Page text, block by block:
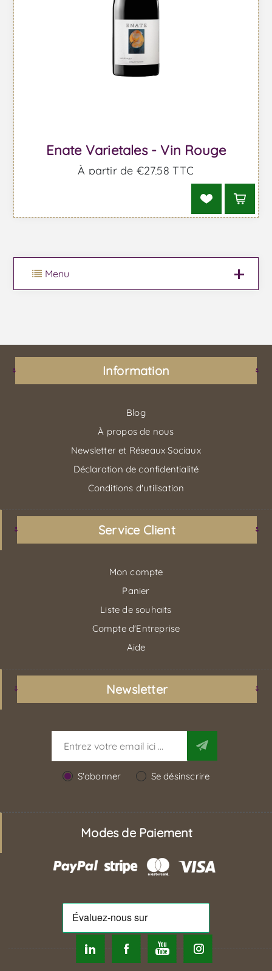
Enate Varietales - Vin Rouge
À partir de €27,58 TTC
Menu
Information
Blog
À propos de nous
Newsletter et Réseaux Sociaux
Déclaration de confidentialité
Conditions d'utilisation
Service Client
Mon compte
Panier
Liste de souhaits
Compte d'Entreprise
Aide
Newsletter
S'abonner Se désinscrire
Modes de Paiement